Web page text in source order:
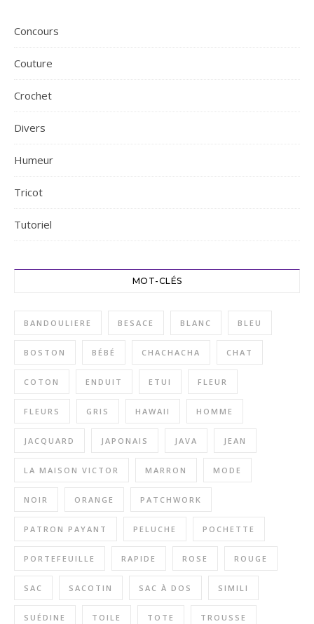
Concours
Couture
Crochet
Divers
Humeur
Tricot
Tutoriel
MOT-CLÉS
BANDOULIERE BESACE BLANC BLEU
BOSTON BÉBÉ CHACHACHA CHAT
COTON ENDUIT ETUI FLEUR
FLEURS GRIS HAWAII HOMME
JACQUARD JAPONAIS JAVA JEAN
LA MAISON VICTOR MARRON MODE
NOIR ORANGE PATCHWORK
PATRON PAYANT PELUCHE POCHETTE
PORTEFEUILLE RAPIDE ROSE ROUGE
SAC SACOTIN SAC À DOS SIMILI
SUÉDINE TOILE TOTE TROUSSE